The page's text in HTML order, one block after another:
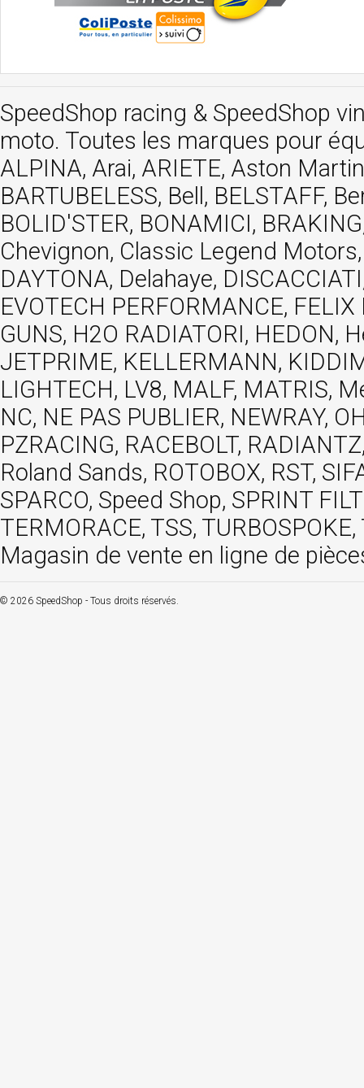
SpeedShop racing & SpeedShop
moto. Toutes les marques pour
ALPINA, Arai, ARIETE, Aston
BARTUBELESS, Bell, BELSTAFF,
BOLID'STER, BONAMICI,
Chevignon, Classic Legend
DAYTONA, Delahaye,
EVOTECH PERFORMANCE,
GUNS, H2O RADIATORI, HEDON,
JETPRIME, KELLERMANN,
LIGHTECH, LV8, MALF, MATRIS,
NC, NE PAS PUBLIER, NEWRAY,
PZRACING, RACEBOLT,
Roland Sands, ROTOBOX, RST,
SPARCO, Speed Shop, SPRINT
TERMORACE, TSS,
Magasin de vente en ligne de
© 2026 SpeedShop - Tous droits réservés.